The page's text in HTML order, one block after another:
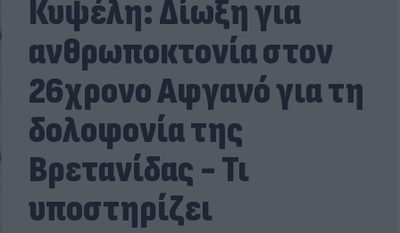
Κυψέλη: Δίωξη για
ανθρωποκτονία στον
26χρονο Αφγανό για τη
δολοφονία της
Βρετανίδας - Τι
υποστηρίζει